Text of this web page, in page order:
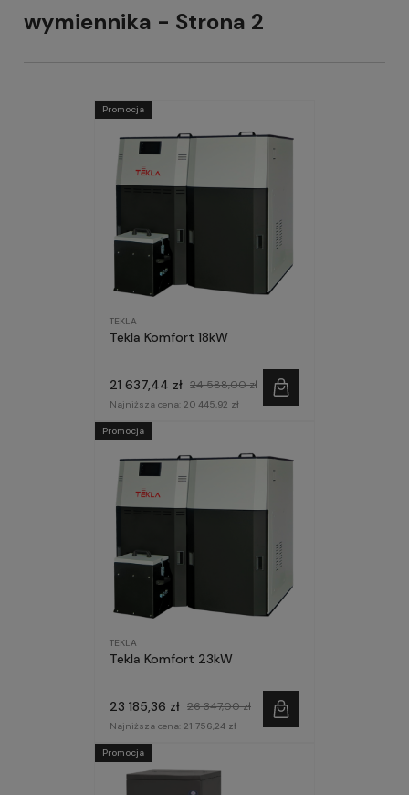
wymiennika - Strona 2
TEKLA
Tekla Komfort 18kW
21 637,44 zł 24 588,00 zł
Najniższa cena: 20 445,92 zł
Promocja
TEKLA
Tekla Komfort 23kW
23 185,36 zł 26 347,00 zł
Najniższa cena: 21 756,24 zł
Promocja
Promocja